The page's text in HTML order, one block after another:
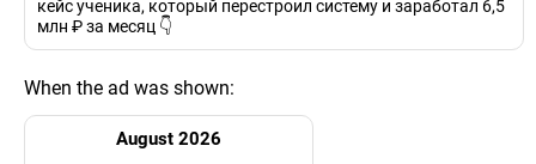
кейс ученика, который перестроил систему и заработал 6,5
млн ₽ за месяц 👇
When the ad was shown:
August 2026